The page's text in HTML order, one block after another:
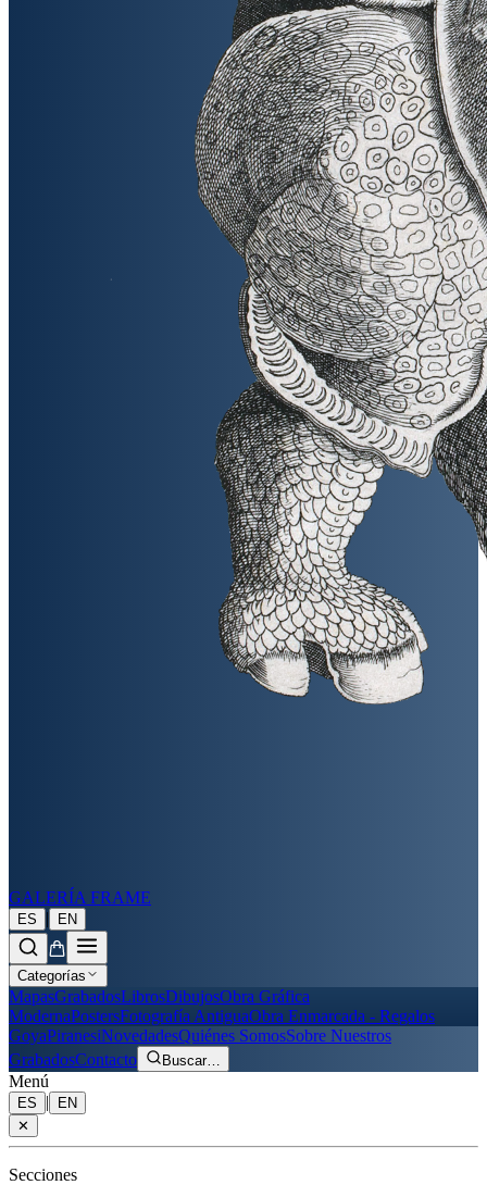
GALERÍA FRAME
ES | EN
Categorías
MapasGrabadosLibrosDibujosObra Gráfica
ModernaPostersFotografía AntiguaObra Enmarcada - Regalos
GoyaPiranesiNovedadesQuiénes SomosSobre Nuestros
GrabadosContacto Buscar…
Menú
ES |
EN
✕
Secciones